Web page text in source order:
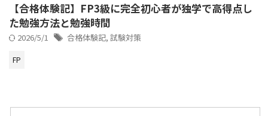
【合格体験記】FP3級に完全初心者が独学で高得点し
た勉強方法と勉強時間
2026/5/1 合格体験記, 試験対策
FP